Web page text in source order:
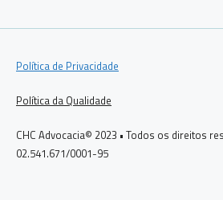
Política de Privacidade
Política da Qualidade
CHC Advocacia© 2023 • Todos os direitos
02.541.671/0001-95